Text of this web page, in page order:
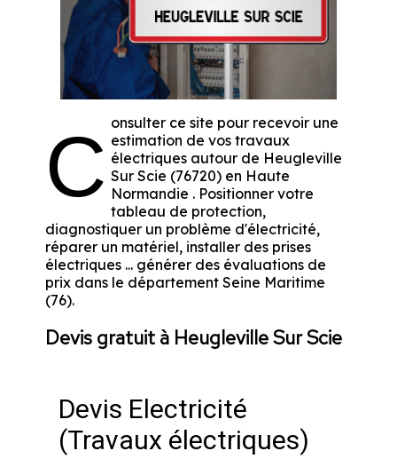
C onsulter ce site pour recevoir une
estimation de vos travaux
électriques autour de Heugleville
Sur Scie (76720) en Haute
Normandie . Positionner votre
tableau de protection,
diagnostiquer un problème d'électricité,
réparer un matériel, installer des prises
électriques ... générer des évaluations de
prix dans le département Seine Maritime
(76).
Devis gratuit à Heugleville Sur Scie
Devis Electricité
(Travaux électriques)